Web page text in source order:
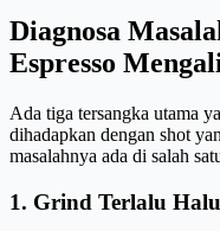
Diagnosa
Espresso
Ada tiga tersangka utama
dihadapkan dengan shot
masalahnya ada di salah
1. Grind Terlalu